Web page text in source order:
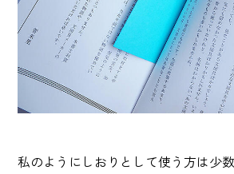
私のようにしおりとして使う方は少